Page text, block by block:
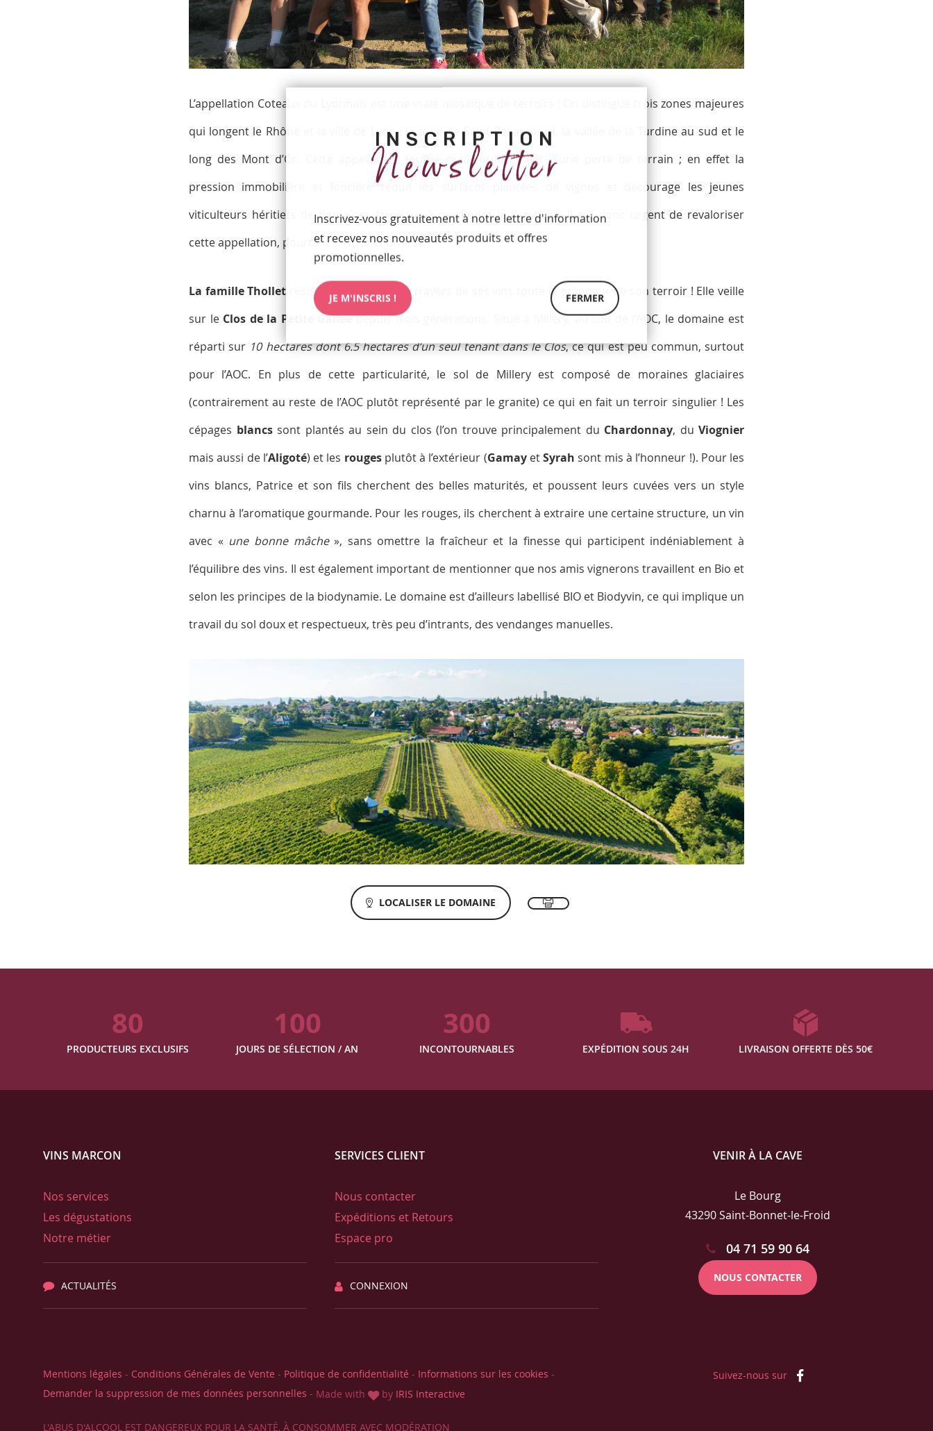
L’appellation Coteaux du Lyonnais est une vraie mosaïque de terroirs ! On distingue trois zones majeures
qui longent le Rhône et la ville de Lyon ; la zone de Saint Bel au nord, la vallée de la Turdine au sud et le
long des Mont d’Or. Cette appellation souffre malheureusement d’une perte de terrain ; en effet la
pression immobilière et foncière réduit les surfaces plantées de vignes et décourage les jeunes
viticulteurs héritiers de domaines familiaux à reprendre le flambeau. Il est donc urgent de revaloriser
cette appellation, pourtant si riche et diverse !
La famille Thollet résiste et démontre au travers de ses vins toute la grandeur de son terroir ! Elle veille
sur le Clos de la Petite Galléedepuis trois générations. Situé à Millery, au sud de l’AOC, le domaine est
réparti sur 10 hectares dont 6.5 hectares d’un seul tenant dans le Clos, ce qui est peu commun, surtout
pour l’AOC. En plus de cette particularité, le sol de Millery est composé de moraines glaciaires
(contrairement au reste de l’AOC plutôt représenté par le granite) ce qui en fait un terroir singulier ! Les
cépages blancssont plantés au sein du clos (l’on trouve principalement du Chardonnay, du Viognier
mais aussi de l’Aligoté) et les rougesplutôt à l’extérieur (GamayetSyrah sont mis à l’honneur !). Pour les
vins blancs, Patrice et son fils cherchent des belles maturités, et poussent leurs cuvées vers un style
charnu à l’aromatique gourmande. Pour les rouges, ils cherchent à extraire une certaine structure, un vin
avec « une bonne mâche», sans omettre la fraîcheur et la finesse qui participent indéniablement à
l’équilibre des vins. Il est également important de mentionner que nos amis vignerons travaillent en Bio et
selon les principes de la biodynamie. Le domaine est d’ailleurs labellisé BIO et Biodyvin, ce qui implique un
travail du sol doux et respectueux, très peu d’intrants, des vendanges manuelles.
LOCALISER LE DOMAINE
80
PRODUCTEURS EXCLUSIFS
100
JOURS DE SÉLECTION / AN
300
INCONTOURNABLES EXPÉDITION SOUS 24H LIVRAISON OFFERTE DÈS 50€
VINS MARCON
Nos services
Les dégustations
Notre métier
ACTUALITÉS
SERVICES CLIENT
Nous contacter
Expéditions et Retours
Espace pro
CONNEXION
VENIR À LA CAVE
Le Bourg
43290 Saint-Bonnet-le-Froid
04 71 59 90 64
NOUS CONTACTER
Mentions légales - Conditions Générales de Vente - Politique de confidentialité - Informations sur les cookies -
Demander la suppression de mes données personnelles - Made with by IRIS Interactive
L'ABUS D'ALCOOL EST DANGEREUX POUR LA SANTÉ, À CONSOMMER AVEC MODÉRATION
Suivez-nous sur
INSCRIPTION
Newsletter
Inscrivez-vous gratuitement à notre lettre d'information
et recevez nos nouveautés produits et offres
promotionnelles.
JE M'INSCRIS ! FERMER